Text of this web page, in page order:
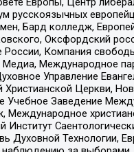
русскоязычных
Бард колледж,
Оксфордский
Компания
Международное
Управление
Христианской Церкви,
Учебное Заведение
Международное
Институт
Духовной Технологии,